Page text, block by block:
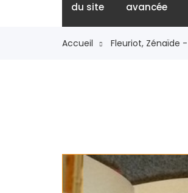
du site
avancée
Accueil Fleuriot, Zénaïde